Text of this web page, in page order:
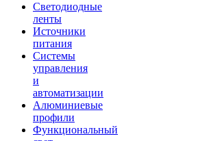
Светодиодные
ленты
Источники
питания
Системы
управления
и
автоматизации
Алюминиевые
профили
Функциональный